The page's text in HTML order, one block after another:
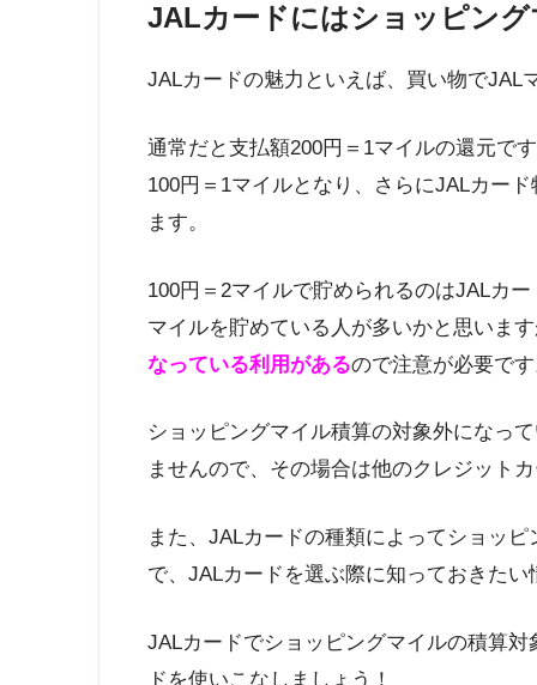
JALカードにはショッピン
JALカードの魅力といえば、買い物でJAL
通常だと支払額200円＝1マイルの還元で
100円＝1マイルとなり、さらにJALカー
ます。
100円＝2マイルで貯められるのはJALカ
マイルを貯めている人が多いかと思いま
なっている利用があるので注意が必要で
ショッピングマイル積算の対象外になっ
ませんので、その場合は他のクレジット
また、JALカードの種類によってショッ
で、JALカードを選ぶ際に知っておきた
JALカードでショッピングマイルの積算
ドを使いこなしましょう！